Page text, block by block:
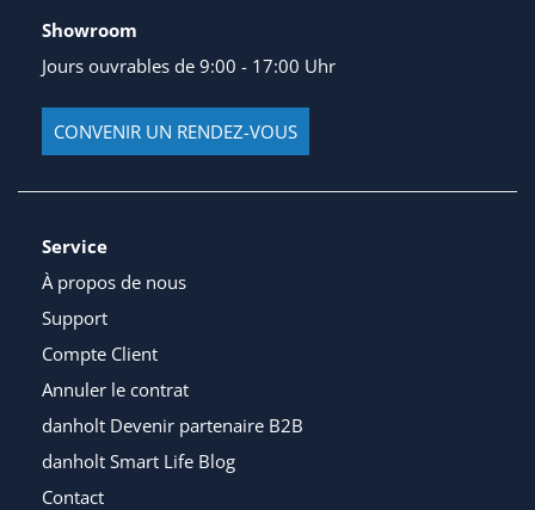
Showroom
Jours ouvrables de 9:00 - 17:00 Uhr
CONVENIR UN RENDEZ-VOUS
Service
À propos de nous
Support
Compte Client
Annuler le contrat
danholt Devenir partenaire B2B
danholt Smart Life Blog
Contact